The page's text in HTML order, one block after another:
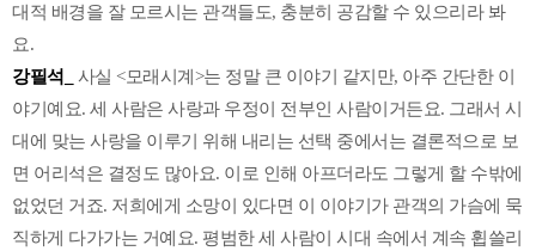
대적 배경을 잘 모르시는 관객들도, 충분히 공감할 수 있으리라 봐
요.
강필석_
사실 <모래시계>는 정말 큰 이야기 같지만, 아주 간단한 이
야기예요. 세 사람은 사랑과 우정이 전부인 사람이거든요. 그래서 시
대에 맞는 사랑을 이루기 위해 내리는 선택 중에서는 결론적으로 보
면 어리석은 결정도 많아요. 이로 인해 아프더라도 그렇게 할 수밖에
없었던 거죠. 저희에게 소망이 있다면 이 이야기가 관객의 가슴에 묵
직하게 다가가는 거예요. 평범한 세 사람이 시대 속에서 계속 휩쓸리